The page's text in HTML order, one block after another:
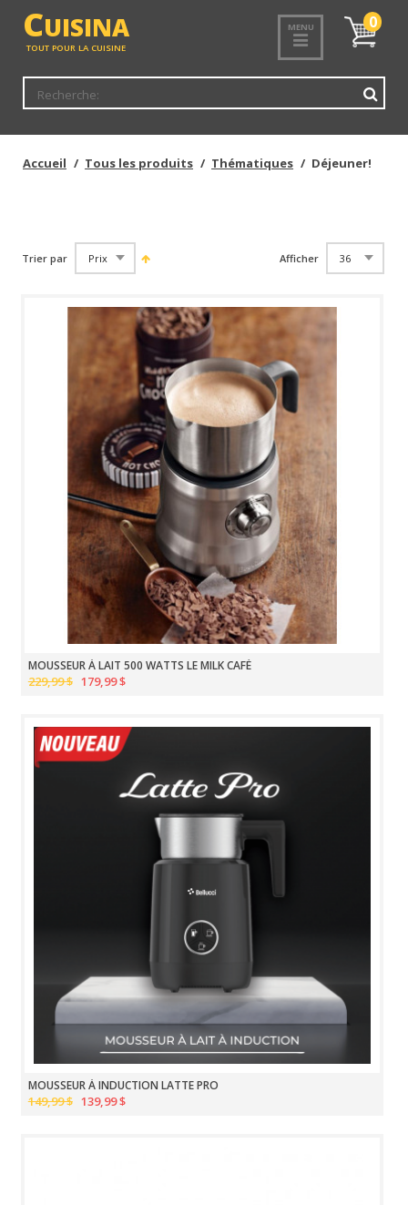
CUISINA
TOUT POUR LA CUISINE
MENU
Mon
panier
0
Accueil Tous les produits Thématiques Déjeuner!
Trier par Afficher
MOUSSEUR À LAIT 500 WATTS LE MILK CAFÉ
229,99 $ 179,99 $
MOUSSEUR À INDUCTION LATTE PRO
149,99 $ 139,99 $